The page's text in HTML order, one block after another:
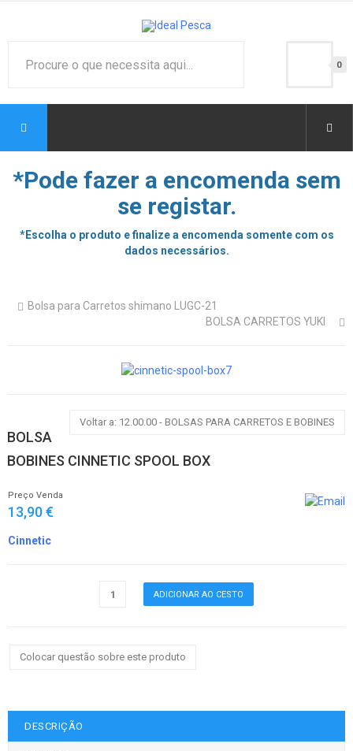
0
*Pode fazer a encomenda sem
se registar.
*Escolha o produto e finalize a encomenda somente com os
dados necessários.
Bolsa para Carretos shimano LUGC-21
BOLSA CARRETOS YUKI
Voltar a: 12.00.00 - BOLSAS PARA CARRETOS E BOBINES
BOLSA
BOBINES CINNETIC SPOOL BOX
Preço Venda
13,90 €
Cinnetic
Colocar questão sobre este produto
DESCRIÇÃO